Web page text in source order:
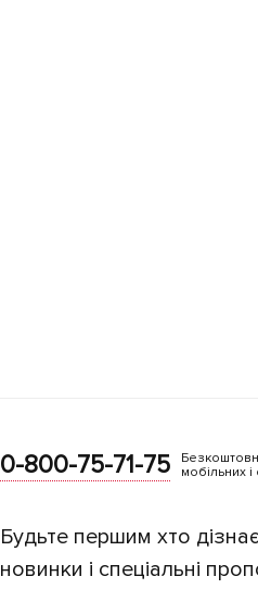
0-800-75-71-75
мобільних
Будьте першим хто
новинки і спеціальні